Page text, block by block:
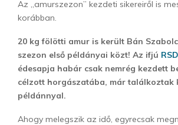
Az „amurszezon” kezdeti sikereiről is
korábban.
20 kg fölötti amur is került Bán
szezon első példányai közt! Az ifjú
édesapja habár csak nemrég kezdett
célzott horgászatába, már találkoztak
példánnyal.
Ahogy melegszik az idő, egyrecsak